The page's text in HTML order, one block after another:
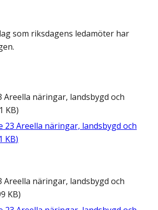
som riksdagens ledamöter har
näringar, landsbygd och
KB)
23 Areella näringar, landsbygd och
KB)
näringar, landsbygd och
KB)